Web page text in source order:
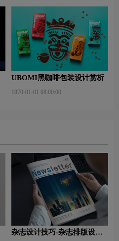
UBOMI黑咖啡包装设计赏析
1970-01-01 08:00:00
杂志设计技巧-杂志排版设计